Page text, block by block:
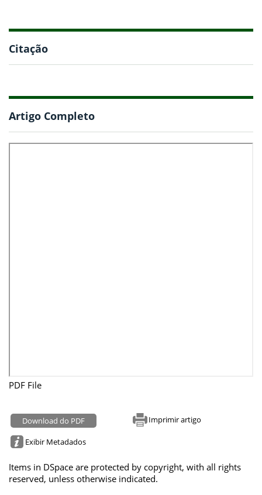
Citação
Artigo Completo
PDF File
Download do PDF Imprimir artigo
Exibir Metadados
Items in DSpace are protected by copyright, with all rights
reserved, unless otherwise indicated.